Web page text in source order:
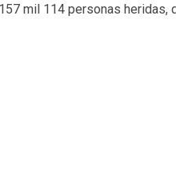
mil 114 personas